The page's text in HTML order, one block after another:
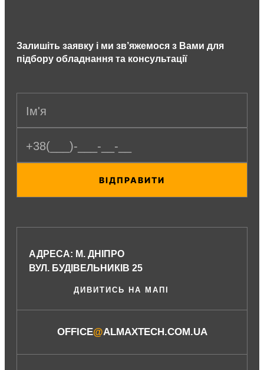
клієнта на всіх етапах. Рекомендуємо ТОВ
АЛМАКСТЕХ м. Дніпро  до співпраці!
Залишіть заявку і ми зв’яжемося з Вами для
підбору обладнання та консультації
ВІДПРАВИТИ
АДРЕСА: М. ДНІПРО
ВУЛ. БУДІВЕЛЬНИКІВ 25
ДИВИТИСЬ НА МАПІ
OFFICE@ALMAXTECH.COM.UA